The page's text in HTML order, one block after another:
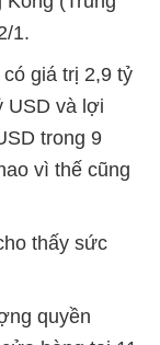
1.
giá trị 2,9 tỷ
USD và lợi
trong 9
vì thế cũng
thấy sức
quyền